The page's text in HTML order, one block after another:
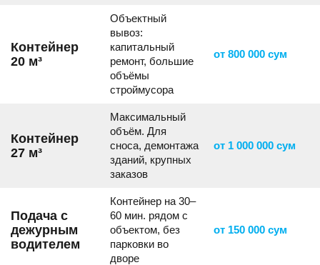
Контейнер
20 м³
Объектный
вывоз:
капитальный
ремонт, большие
объёмы
строймусора
от 800 000 сум
Контейнер
27 м³
Максимальный
объём. Для
сноса, демонтажа
зданий, крупных
заказов
от 1 000 000 сум
Подача с
дежурным
водителем
Контейнер на 30–
60 мин. рядом с
объектом, без
парковки во
дворе
от 150 000 сум